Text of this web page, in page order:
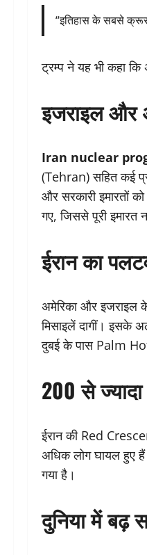
“इतिहास के सबसे क्रूर
ट्रम्प ने यह भी कहा
इजराइल और
Iran nuclear
(Tehran) सहित कई
और सरकारी इमारतों
गए, जिससे पूरी इमारत
ईरान का
अमेरिका और इजराइल
मिसाइलें दागीं। इसके
दुबई के पास Palm
200 से
ईरान की Red
अधिक लोग घायल हुए
गया है।
दुनिया में